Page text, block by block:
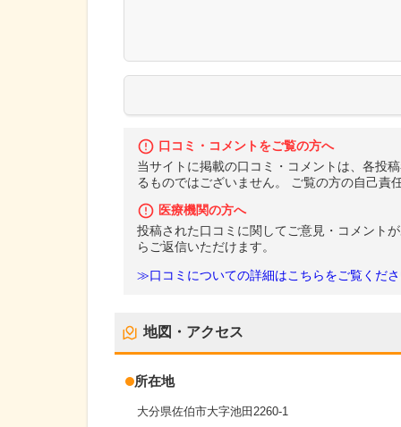
口コミ・コメントをご覧の方へ
当サイトに掲載の口コミ・コメントは、各投
るものではございません。 ご覧の方の自己責
医療機関の方へ
投稿された口コミに関してご意見・コメント
らご返信いただけます。
≫口コミについての詳細はこちらをご覧くださ
地図・アクセス
所在地
大分県佐伯市大字池田2260-1